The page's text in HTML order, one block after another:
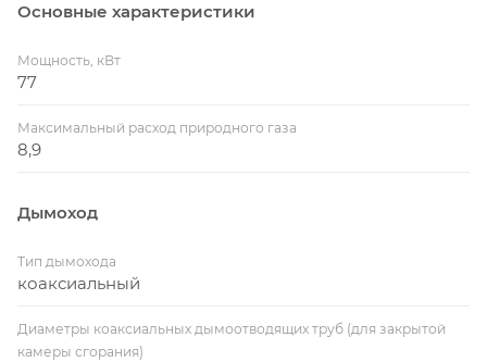
Основные характеристики
Мощность, кВт
77
Максимальный расход природного газа
8,9
Дымоход
Тип дымохода
коаксиальный
Диаметры коаксиальных дымоотводящих труб (для закрытой
камеры сгорания)